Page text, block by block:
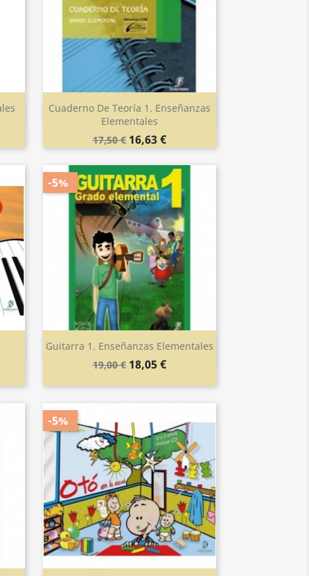
Cuaderno De Teoría 1. Enseñanzas
Elementales
17,50 € 16,63 €
Vista rápida
Guitarra 1. Enseñanzas Elementales
19,00 € 18,05 €
-5%
Vista rápida
-5%